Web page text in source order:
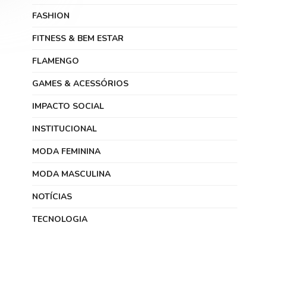
FASHION
FITNESS & BEM ESTAR
FLAMENGO
GAMES & ACESSÓRIOS
IMPACTO SOCIAL
INSTITUCIONAL
MODA FEMININA
MODA MASCULINA
NOTÍCIAS
TECNOLOGIA